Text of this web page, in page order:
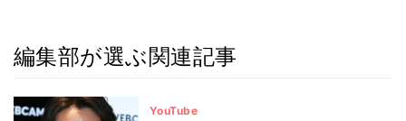
編集部が選ぶ関連記事
YouTube